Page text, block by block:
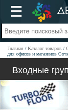
Главная Каталог товаров
для офисов и магазинов
Входные